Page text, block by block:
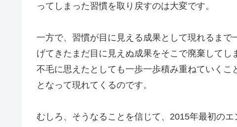
ってしまった習慣を取り戻すのは大変です。
一方で、習慣が目に見える成果として現れるま
げてきたまだ目に見えぬ成果をそこで廃棄して
不毛に思えたとしても一歩一歩積み重ねていく
となって現れてくるのです。
むしろ、そうなることを信じて、2015年最初のエ